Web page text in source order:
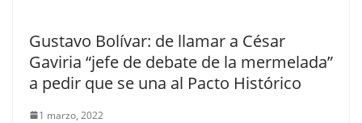
Gustavo Bolívar: de llamar a César
Gaviria “jefe de debate de la mermelada”
a pedir que se una al Pacto Histórico
1 marzo, 2022